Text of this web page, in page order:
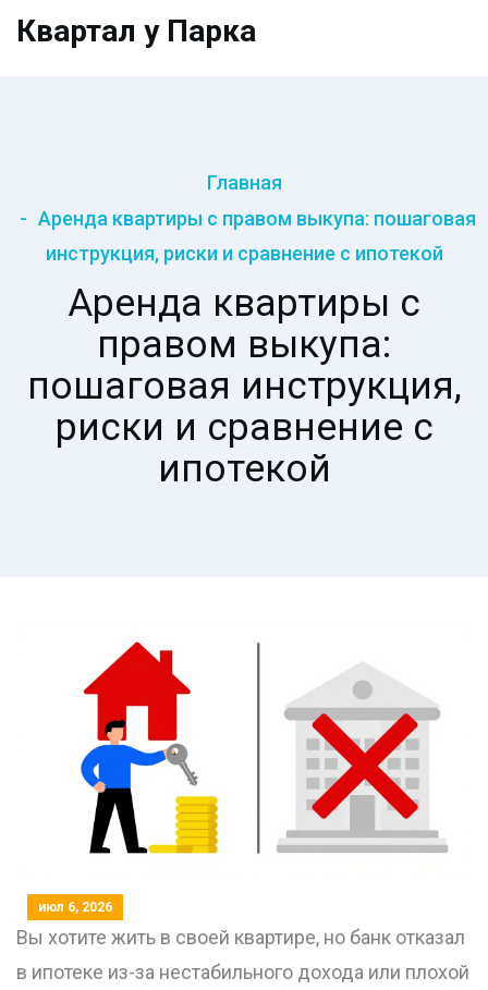
Квартал у Парка
Главная
Аренда квартиры с правом выкупа: пошаговая
инструкция, риски и сравнение с ипотекой
Аренда квартиры с
правом выкупа:
пошаговая инструкция,
риски и сравнение с
ипотекой
июл 6, 2026
Вы хотите жить в своей квартире, но банк отказал
в ипотеке из-за нестабильного дохода или плохой